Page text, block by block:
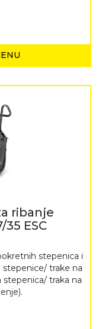
ribanje
ESC
stepenica i
trake na
stepenica/ traka na